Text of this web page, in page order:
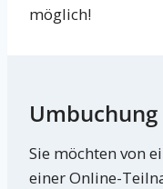
möglich!
Sie möchten von
einer Online-